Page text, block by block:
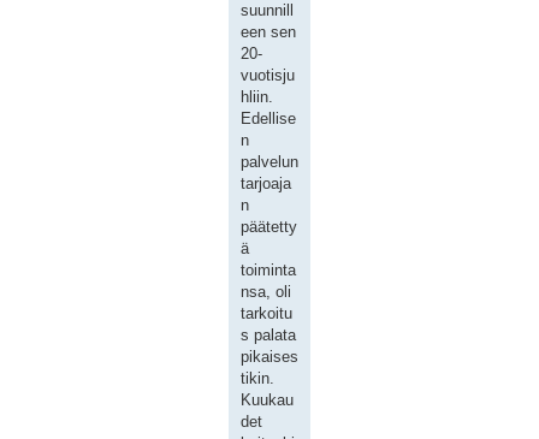
suunnill
een sen
20-
vuotisju
hliin.
Edellise
n
palvelun
tarjoaja
n
päätetty
ä
toiminta
nsa, oli
tarkoitu
s palata
pikaises
tikin.
Kuukau
det